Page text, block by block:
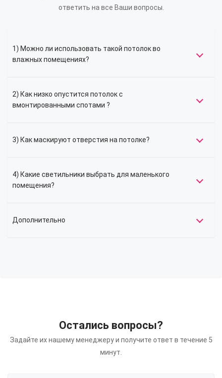
ответить на все Ваши вопросы.
1) Можно ли использовать такой потолок во
влажных помещениях?
2) Как низко опустится потолок с
вмонтированными спотами ?
3) Как маскируют отверстия на потолке?
4) Какие светильники выбрать для маленького
помещения?
Дополнительно
Остались вопросы?
Задайте их нашему менеджеру и получите ответ в течение 5
минут.